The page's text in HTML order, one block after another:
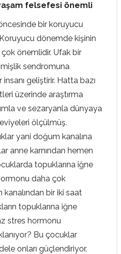
felsefesi önemli
bir koruyucu
dönemde kişinin
önemlidir. Ufak bir
sendromuna
geliştirir. Hatta bazı
üzerinde araştırma
ve sezaryanla dünyaya
ölçülmüş.
yani doğum kanalına
anne karnından hemen
topuklarına iğne
daha çok
kanalından bir iki saat
topuklarına iğne
stres hormonu
Bu çocuklar
onları güçlendiriyor.